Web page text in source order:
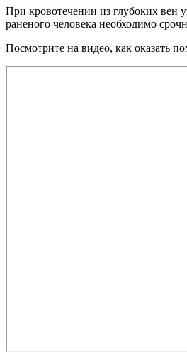
При кровотечении из глубоких вен
раненого человека необходимо
Посмотрите на видео, как оказать